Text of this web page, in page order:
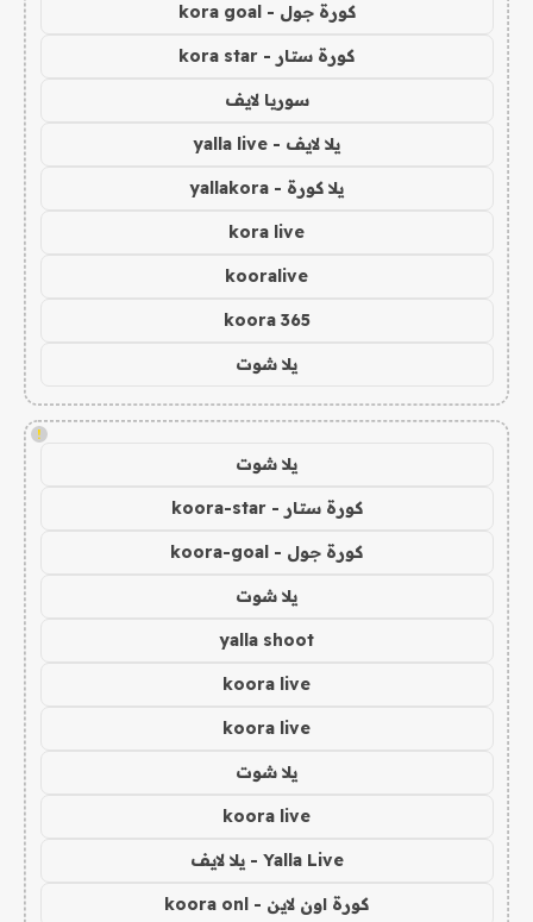
كورة جول - kora goal
كورة ستار - kora star
سوريا لايف
يلا لايف - yalla live
يلا كورة - yallakora
kora live
kooralive
koora 365
يلا شوت
!
يلا شوت
كورة ستار - koora-star
كورة جول - koora-goal
يلا شوت
yalla shoot
koora live
koora live
يلا شوت
koora live
Yalla Live - يلا لايف
كورة اون لاين - koora onl